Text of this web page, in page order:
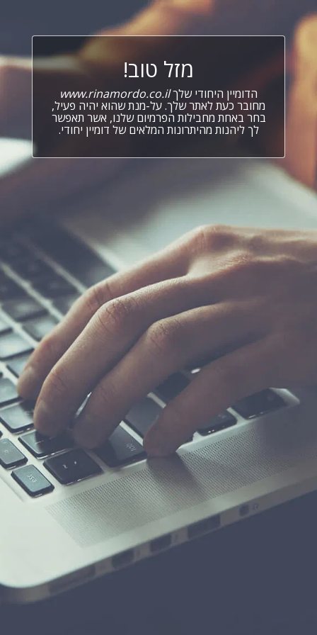
מזל טוב!
הדומיין היחודי שלךwww.rinamordo.co.il
מחובר כעת לאתר שלך. על-מנת שהוא יהיה פעיל,
בחר באחת מחבילות הפרמיום שלנו, אשר תאפשר
לך ליהנות מהיתרונות המלאים של דומיין יחודי.